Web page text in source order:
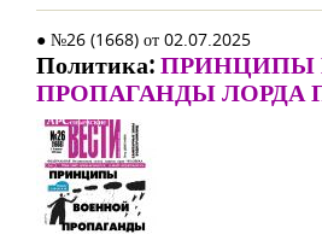
● №26 (1668) от 02.07.2025
Политика:ПРИНЦИПЫ
ПРОПАГАНДЫ ЛОРДА